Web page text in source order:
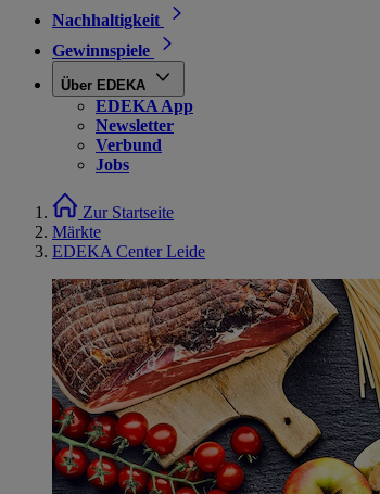
Nachhaltigkeit
Gewinnspiele
Über EDEKA
EDEKA App
Newsletter
Verbund
Jobs
Zur Startseite
Märkte
EDEKA Center Leide